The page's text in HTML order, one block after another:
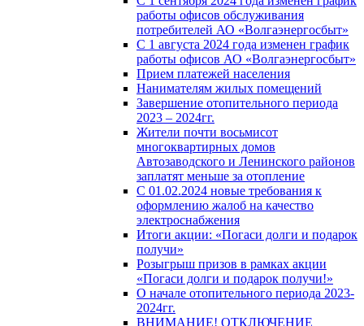
работы офисов обслуживания
потребителей АО «Волгаэнергосбыт»
С 1 августа 2024 года изменен график
работы офисов АО «Волгаэнергосбыт»
Прием платежей населения
Нанимателям жилых помещений
Завершение отопительного периода
2023 – 2024гг.
Жители почти восьмисот
многоквартирных домов
Автозаводского и Ленинского районов
заплатят меньше за отопление
С 01.02.2024 новые требования к
оформлению жалоб на качество
электроснабжения
Итоги акции: «Погаси долги и подарок
получи»
Розыгрыш призов в рамках акции
«Погаси долги и подарок получи!»
О начале отопительного периода 2023-
2024гг.
ВНИМАНИЕ! ОТКЛЮЧЕНИЕ